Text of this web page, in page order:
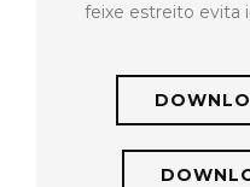
feixe estreito evita